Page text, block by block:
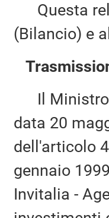
Questa
(Bilancio) e
Il Ministro
data 20
dell'articolo
gennaio
Invitalia -